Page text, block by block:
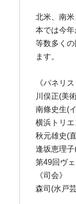
北米、南
本では今
等数多く
ます。
《パネリス
川俣正(美
南條史生(
横浜トリ
秋元雄史(
逢坂恵理子
第49回ヴ
《司会》
森司(水戸